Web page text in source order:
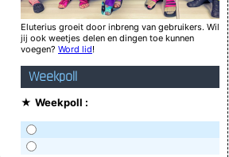
Rob schoofs de bal in doel
you want to make money? awel dan you fuck!
dat je hem in alle vertrouwen hebt verteld
Verknoei je tijd op een nuttige manier!
Geej se lèllike voel hod!
Eluterius groeit door inbreng van gebruikers. Wil
jij ook weetjes delen en dingen toe kunnen
voegen? Word lid!
Weekpoll
★ Weekpoll :